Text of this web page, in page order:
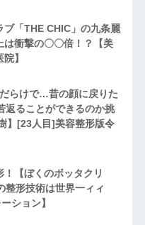
ブ「THE CHIC」の九条麗
は衝撃の〇〇倍！？【美
】
だらけで…昔の顔に戻りた
返ることができるのか挑
】[23人目]美容整形版令
【ぼくのボッタクリ
整形技術は世界一ィィ
ション】